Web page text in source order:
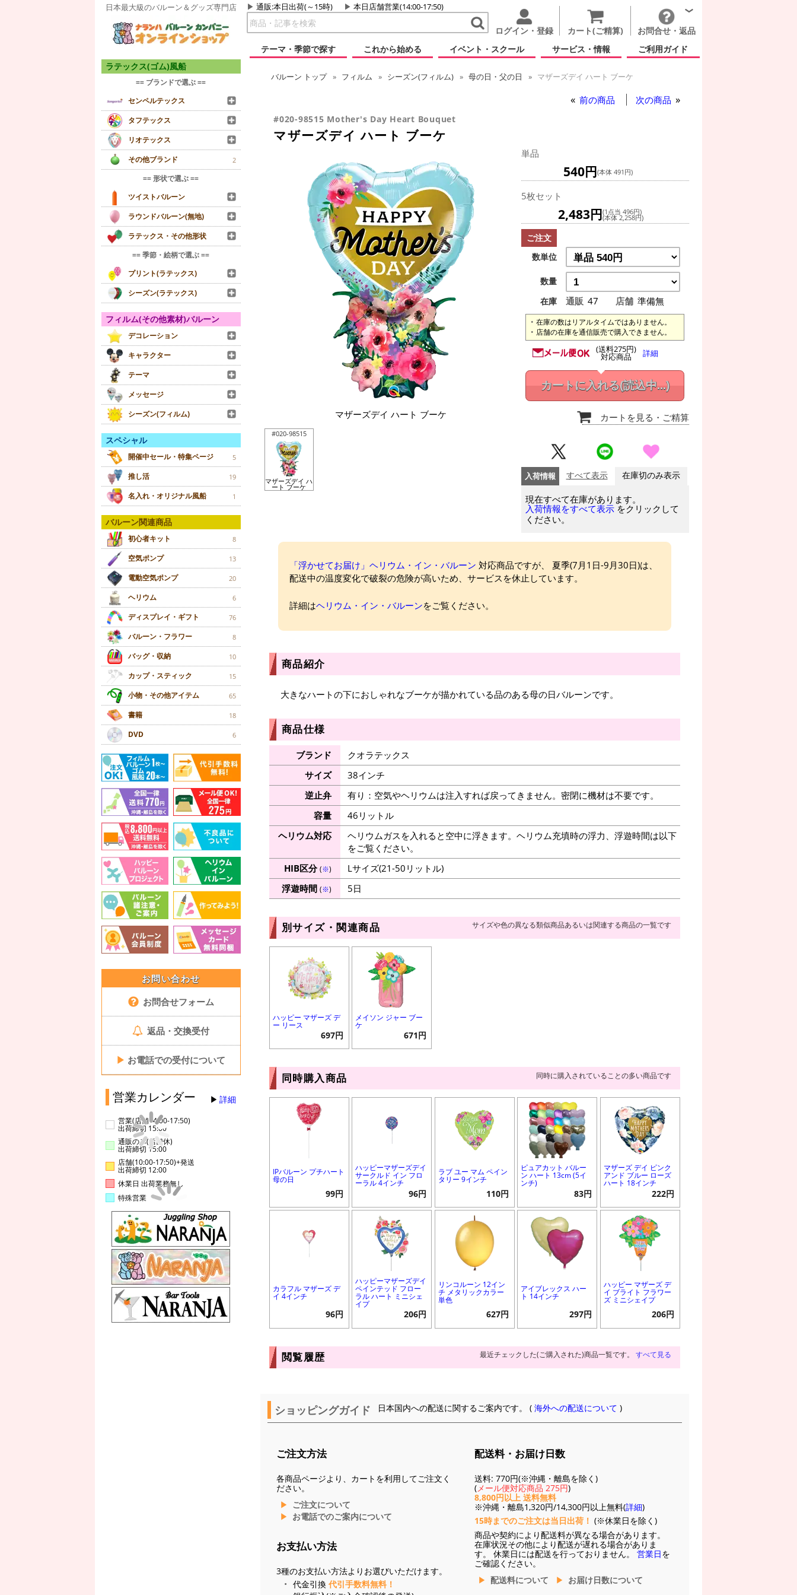
日本最大級のバルーン＆グッズ専門店 通販:本日出荷(～15時) 本日店舗営業(14:00-17:50)
ログイン・登録 カート(ご精算)
お問合せ・返品
テーマ・季節で探す
これから始める イベント・スクール サービス・情報 ご利用ガイド
ラテックス(ゴム)風船
== ブランドで選ぶ ==
センペルテックス
タフテックス
リオテックス
その他ブランド
2
== 形状で選ぶ ==
ツイストバルーン
ラウンドバルーン(無地)
ラテックス・その他形状
== 季節・絵柄で選ぶ ==
プリント(ラテックス)
シーズン(ラテックス)
フィルム(その他素材)バルーン
デコレーション
キャラクター
テーマ
メッセージ
シーズン(フィルム)
スペシャル
開催中セール・特集ページ 5
推し活 19
名入れ・オリジナル風船 1
バルーン関連商品
初心者キット 8
空気ポンプ 13
電動空気ポンプ 20
ヘリウム 6
ディスプレイ・ギフト 76
バルーン・フラワー 8
バッグ・収納 10
カップ・スティック 15
小物・その他アイテム 65
書籍 18
DVD 6
お問い合わせ
お問合せフォーム
返品・交換受付
▶ お電話での受付について
営業カレンダー 詳細
営業(店舗14:00-17:50)
出荷締切 15:00
通販のみ(店舗休)
出荷締切 15:00
店舗(10:00-17:50)+発送
出荷締切 12:00
休業日 出荷業務無し
特殊営業
バルーン トップ フィルム シーズン(フィルム) 母の日・父の日 マザーズデイ ハート ブーケ
前の商品 次の商品
#020-98515 Mother's Day Heart Bouquet
マザーズデイ ハート ブーケ
マザーズデイ ハート ブーケ
#020-98515
マザーズデイ ハ
ート ブーケ
単品
540円(本体 491円)
5枚セット
2,483円(1点当 496円)
(本体 2,258円)
ご注文
数単位
数量
在庫
通販 47 店舗 準備無
在庫の数はリアルタイムではありません。
店舗の在庫を通信販売で購入できません。
(送料275円)
対応商品 詳細
カートに入れる(読込中...)
カートを見る ・ご精算
入荷情報 すべて表示 在庫切のみ表示
現在すべて在庫があります。
入荷情報をすべて表示 をクリックして
ください。
「浮かせてお届け」ヘリウム・イン・バルーン 対応商品ですが、 夏季(7月1日-9月30日)は、
配送中の温度変化で破裂の危険が高いため、サービスを休止しています。
詳細はヘリウム・イン・バルーンをご覧ください。
商品紹介
大きなハートの下におしゃれなブーケが描かれている品のある母の日バルーンです。
商品仕様
ブランド
クオラテックス
サイズ
38インチ
逆止弁
有り：空気やヘリウムは注入すれば戻ってきません。密閉に機材は不要です。
容量
46リットル
ヘリウム対応
ヘリウムガスを入れると空中に浮きます。ヘリウム充填時の浮力、浮遊時間は以下
をご覧ください。
HIB区分(※)
Lサイズ(21-50リットル)
浮遊時間 (※) 5日
別サイズ・関連商品 サイズや色の異なる類似商品あるいは関連する商品の一覧です
ハッピー マザーズ デ
ー リース
697円
メイソン ジャー ブー
ケ
671円
同時購入商品 同時に購入されていることの多い商品です
IPバルーン プチハート
母の日
99円
ハッピーマザーズデイ
サークルド イン フロ
ーラル 4インチ
96円
ラブ ユー マム ペイン
タリー 9インチ
110円
ピュアカット バルー
ン ハート 13cm (5イ
ンチ)
83円
マザーズ デイ ピンク
アンド ブルー ローズ
ハート 18インチ
222円
カラフル マザーズ デ
イ 4インチ
96円
ハッピーマザーズデイ
ペインテッド フロー
ラル ハート ミニシェ
イプ
206円
リンコルーン 12イン
チ メタリックカラー
単色
627円
アイブレックス ハー
ト 14インチ
297円
ハッピー マザーズ デ
イ ブライト フラワー
ズ ミニシェイプ
206円
閲覧履歴 最近チェックした(ご購入された)商品一覧です。 すべて見る
ショッピングガイド 日本国内への配送に関するご案内です。 (海外への配送について )
ご注文方法
各商品ページより、カートを利用してご注文く
ださい。
ご注文について
お電話でのご案内について
お支払い方法
3種のお支払い方法よりお選びいただけます。
代金引換 代引手数料無料！
配送料・お届け日数
送料: 770円(※沖縄・離島を除く)
( メール便対応商品 275円)
8,800円以上 送料無料
※沖縄・離島1,320円/14,300円以上無料(詳細)
15時までのご注文は当日出荷！ (※休業日を除く)
商品や契約により配送料が異なる場合があります。
在庫状況その他により配送が遅れる場合がありま
す。 休業日には配送を行っておりません。 営業日を
ご確認ください。
配送料について
お届け日数について